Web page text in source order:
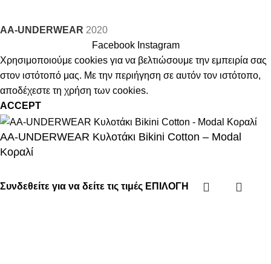
AA-UNDERWEAR 2020
Facebook Instagram
Χρησιμοποιούμε cookies για να βελτιώσουμε την εμπειρία σας
στον ιστότοπό μας. Με την περιήγηση σε αυτόν τον ιστότοπο,
αποδέχεστε τη χρήση των cookies.
ACCEPT
AA-UNDERWEAR Κυλοτάκι Bikini Cotton – Modal
Κοραλί
Συνδεθείτε για να δείτε τις τιμές ΕΠΙΛΟΓΉ